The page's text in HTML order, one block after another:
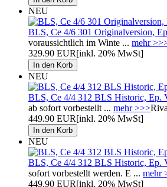
NEU
BLS, Ce 4/6 301 Originalversion,
voraussichtlich im Winte ... mehr
329.90 EUR[inkl. 20% MwSt]
NEU
BLS, Ce 4/4 312 BLS Historic, Ep.
ab sofort vorbestellt ... mehr >>>
449.90 EUR[inkl. 20% MwSt]
NEU
BLS, Ce 4/4 312 BLS Historic, Ep.
sofort vorbestellt werden. E ... mehr
449.90 EUR[inkl. 20% MwSt]